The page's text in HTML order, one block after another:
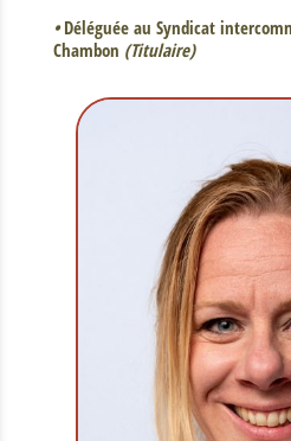
•Déléguée au Syndicat
Chambon (Titulaire)